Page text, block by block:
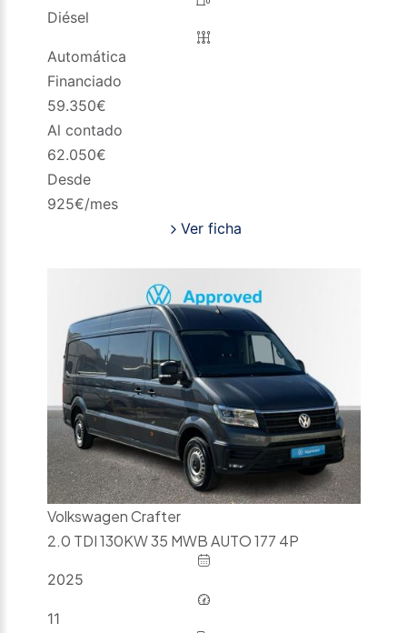
Diésel
Automática
Financiado
59.350€
Al contado
62.050€
Desde
925€/mes
Ver ficha
Volkswagen Crafter
2.0 TDI 130KW 35 MWB AUTO 177 4P
2025
11